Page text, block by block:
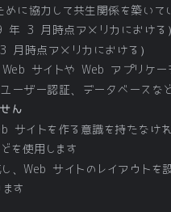
に協力して共生関係を築いて
3 月時点アメリカにおける
時点アメリカにおける）
サイトや Web アプリケー
ザー認証、データベースな
ん
サイトを作る意識を持たなけ
使用します
Web サイトのレイアウトを
す